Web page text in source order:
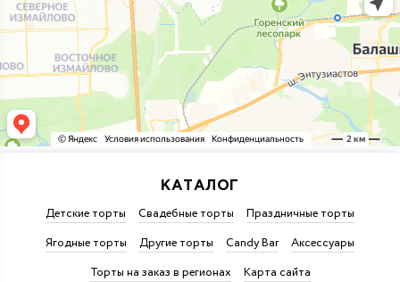
КАТАЛОГ
Детские торты Свадебные торты
Праздничные торты
Ягодные торты
Другие торты Candy Bar
Аксессуары
Торты на заказ в регионах
Карта сайта